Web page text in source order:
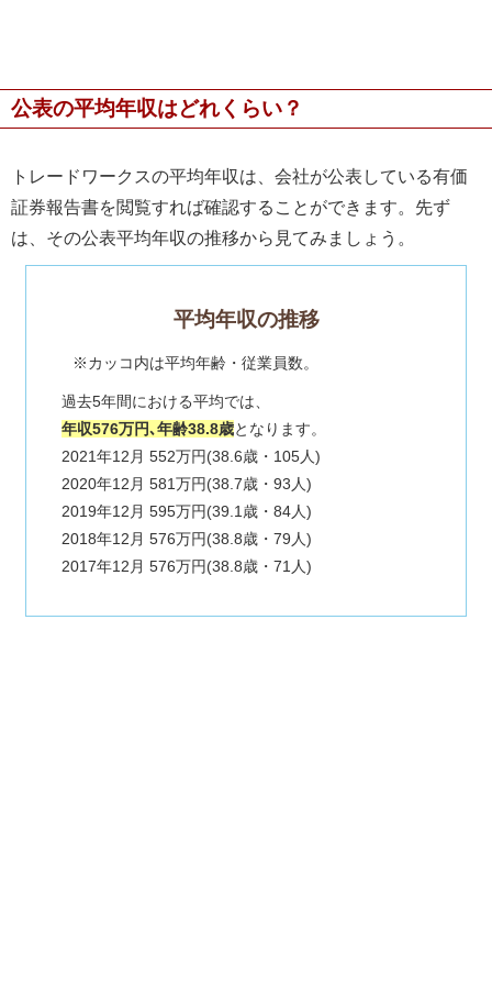
公表の平均年収はどれくらい？
トレードワークスの平均年収は、会社が公表している有価
証券報告書を閲覧すれば確認することができます。先ず
は、その公表平均年収の推移から見てみましょう。
平均年収の推移
※カッコ内は平均年齢・従業員数。
過去5年間における平均では、
年収576万円､年齢38.8歳となります。
2021年12月 552万円(38.6歳・105人)
2020年12月 581万円(38.7歳・93人)
2019年12月 595万円(39.1歳・84人)
2018年12月 576万円(38.8歳・79人)
2017年12月 576万円(38.8歳・71人)